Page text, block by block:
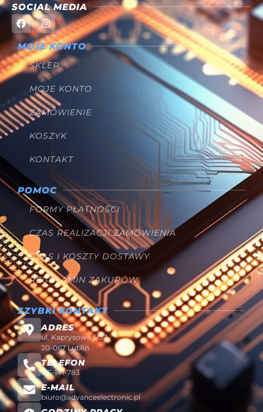
SOCIAL MEDIA
MOJE KONTO
SKLEP
MOJE KONTO
ZAMÓWIENIE
KOSZYK
KONTAKT
POMOC
FORMY PŁATNOŚCI
CZAS REALIZACJI ZAMÓWIENIA
CZAS I KOSZTY DOSTAWY
REGULAMIN ZAKUPÓW
SZYBKI KONTAKT
ADRES
ul. Kaprysowa 5/57
20-067 Lublin
TELEFON
515-141-783
E-MAIL
biuro@advanceelectronic.pl